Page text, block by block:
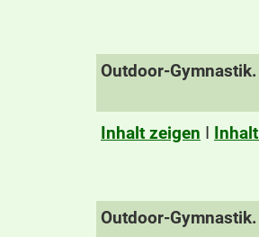
Outdoor-
Inhalt zeigen I
Outdoor-